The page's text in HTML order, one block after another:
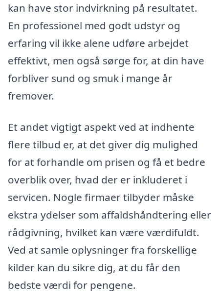
kan have stor indvirkning på resultatet.
En professionel med godt udstyr og
erfaring vil ikke alene udføre arbejdet
effektivt, men også sørge for, at din have
forbliver sund og smuk i mange år
fremover.
Et andet vigtigt aspekt ved at indhente
flere tilbud er, at det giver dig mulighed
for at forhandle om prisen og få et bedre
overblik over, hvad der er inkluderet i
servicen. Nogle firmaer tilbyder måske
ekstra ydelser som affaldshåndtering eller
rådgivning, hvilket kan være værdifuldt.
Ved at samle oplysninger fra forskellige
kilder kan du sikre dig, at du får den
bedste værdi for pengene.